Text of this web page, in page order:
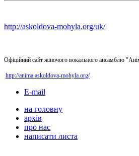
http://askoldova-mohyla.org/uk/
Офіційний сайт жіночого вокального ансамблю
http://anima.askoldova-mohyla.org/
E-mail
на головну
архів
про нас
написати листа